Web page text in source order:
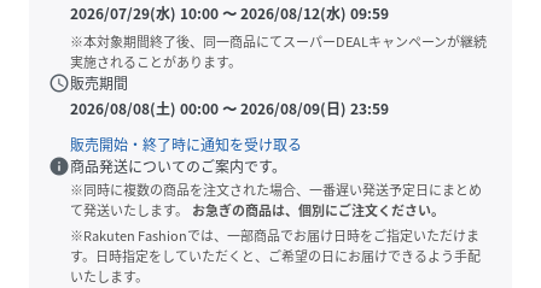
2026/07/29(水) 10:00〜2026/08/12(水) 09:59
※本対象期間終了後、同一商品にてスーパーDEALキャンペーンが継続
実施されることがあります。
schedule販売期間
2026/08/08(土) 00:00〜2026/08/09(日) 23:59
販売開始・終了時に通知を受け取る
info商品発送についてのご案内です。
※同時に複数の商品を注文された場合、一番遅い発送予定日にまとめ
て発送いたします。
お急ぎの商品は、個別にご注文ください。
※Rakuten Fashionでは、一部商品でお届け日時をご指定いただけま
す。日時指定をしていただくと、ご希望の日にお届けできるよう手配
いたします。